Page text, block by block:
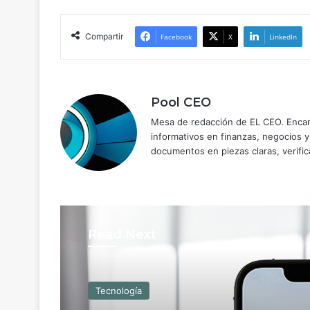
Compartir Facebook X LinkedIn
Pool CEO
Mesa de redacción de EL CEO.
informativos en finanzas, negocios
documentos en piezas claras,
Read Next
Tecnología